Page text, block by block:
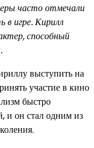
часто отмечали
в игре. Кирилл
способный
выступить на
участие в кино
быстро
и он стал одним из